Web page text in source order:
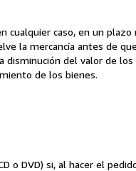
cualquier caso, en un
la mercancía antes de
disminución del valor de
de los bienes.
o DVD) si, al hacer el